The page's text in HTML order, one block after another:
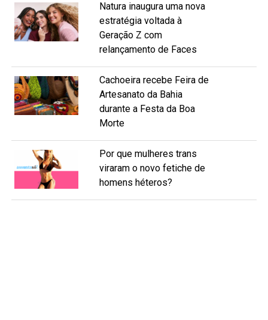
Natura inaugura uma nova
estratégia voltada à
Geração Z com
relançamento de Faces
Cachoeira recebe Feira de
Artesanato da Bahia
durante a Festa da Boa
Morte
Por que mulheres trans
viraram o novo fetiche de
homens héteros?